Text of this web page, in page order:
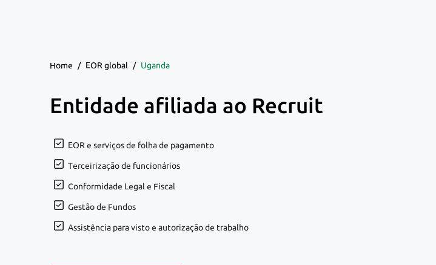
Home / EOR global / Uganda
Entidade afiliada ao Recruit
EOR e serviços de folha de pagamento
Terceirização de funcionários
Conformidade Legal e Fiscal
Gestão de Fundos
Assistência para visto e autorização de trabalho